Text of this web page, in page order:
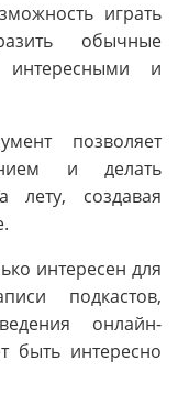
играть
обычные
и
позволяет
и делать
создавая
интересен для
подкастов,
онлайн-
быть интересно